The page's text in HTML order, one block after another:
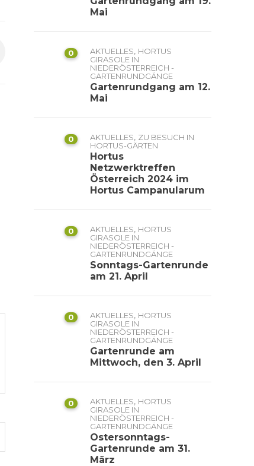
Mai
0 AKTUELLES, HORTUS
GIRASOLE IN
NIEDERÖSTERREICH -
GARTENRUNDGÄNGE
Gartenrundgang am 12.
Mai
0 AKTUELLES, ZU BESUCH IN
HORTUS-GÄRTEN
Hortus
Netzwerktreffen
Österreich 2024 im
Hortus Campanularum
0 AKTUELLES, HORTUS
GIRASOLE IN
NIEDERÖSTERREICH -
GARTENRUNDGÄNGE
Sonntags-Gartenrunde
am 21. April
0 AKTUELLES, HORTUS
GIRASOLE IN
NIEDERÖSTERREICH -
GARTENRUNDGÄNGE
Gartenrunde am
Mittwoch, den 3. April
0 AKTUELLES, HORTUS
GIRASOLE IN
NIEDERÖSTERREICH -
GARTENRUNDGÄNGE
Ostersonntags-
Gartenrunde am 31.
März